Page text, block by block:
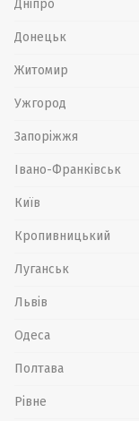
Дніпро
Донецьк
Житомир
Ужгород
Запоріжжя
Івано-Франківськ
Київ
Кропивницький
Луганськ
Львів
Одеса
Полтава
Рівне